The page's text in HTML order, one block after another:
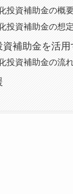
投資補助金の概
投資補助金の想
補助金を活用
投資補助金の流